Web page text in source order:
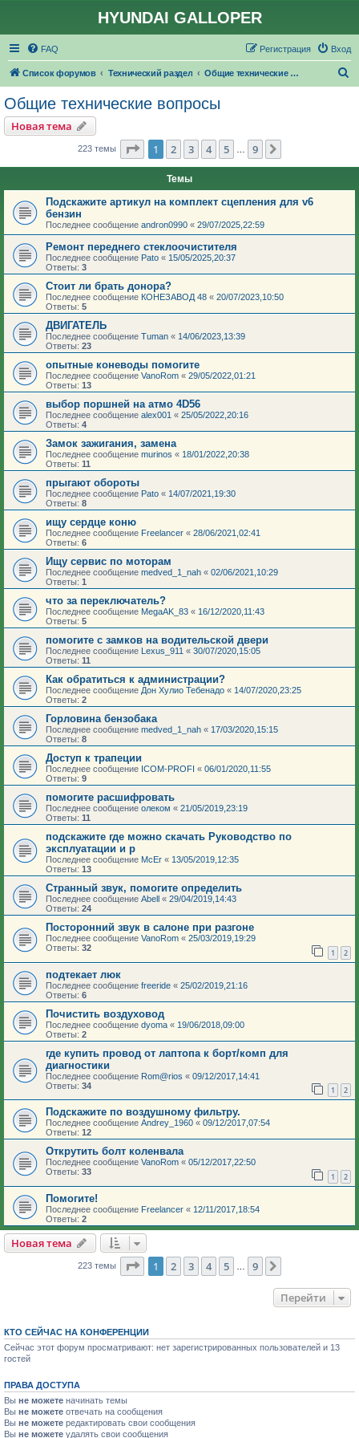
HYUNDAI GALLOPER
FAQ Вход
Регистрация
Список форумов Технический раздел Общие технические вопросы
Общие технические вопросы
Новая тема
223 темы Страница из
1 2 3 4 5 9
Темы
Подскажите артикул на комплект сцепления для v6
бензин
Последнее сообщение andron0990 « 29/07/2025,22:59
Ремонт переднего стеклоочистителя
Последнее сообщение Pato « 15/05/2025,20:37
Ответы: 3
Стоит ли брать донора?
Последнее сообщение КОНЕЗАВОД 48 « 20/07/2023,10:50
Ответы: 5
ДВИГАТЕЛЬ
Последнее сообщение Tuman « 14/06/2023,13:39
Ответы: 23
опытные коневоды помогите
Последнее сообщение VanoRom « 29/05/2022,01:21
Ответы: 13
выбор поршней на атмо 4D56
Последнее сообщение alex001 « 25/05/2022,20:16
Ответы: 4
Замок зажигания, замена
Последнее сообщение murinos « 18/01/2022,20:38
Ответы: 11
прыгают обороты
Последнее сообщение Pato « 14/07/2021,19:30
Ответы: 8
ищу сердце коню
Последнее сообщение Freelancer « 28/06/2021,02:41
Ответы: 6
Ищу сервис по моторам
Последнее сообщение medved_1_nah « 02/06/2021,10:29
Ответы: 1
что за переключатель?
Последнее сообщение MegaAK_83 « 16/12/2020,11:43
Ответы: 5
помогите с замков на водительской двери
Последнее сообщение Lexus_911 « 30/07/2020,15:05
Ответы: 11
Как обратиться к администрации?
Последнее сообщение Дон Хулио Тебенадо « 14/07/2020,23:25
Ответы: 2
Горловина бензобака
Последнее сообщение medved_1_nah « 17/03/2020,15:15
Ответы: 8
Доступ к трапеции
Последнее сообщение ICOM-PROFI « 06/01/2020,11:55
Ответы: 9
помогите расшифровать
Последнее сообщение олеком « 21/05/2019,23:19
Ответы: 11
подскажите где можно скачать Руководство по
эксплуатации и р
Последнее сообщение McEr « 13/05/2019,12:35
Ответы: 13
Странный звук, помогите определить
Последнее сообщение Abell « 29/04/2019,14:43
Ответы: 24
Посторонний звук в салоне при разгоне
Последнее сообщение VanoRom « 25/03/2019,19:29
Ответы: 32 1 2
подтекает люк
Последнее сообщение freeride « 25/02/2019,21:16
Ответы: 6
Почистить воздуховод
Последнее сообщение dyoma « 19/06/2018,09:00
Ответы: 2
где купить провод от лаптопа к борт/комп для
диагностики
Последнее сообщение Rom@rios « 09/12/2017,14:41
Ответы: 34 1 2
Подскажите по воздушному фильтру.
Последнее сообщение Andrey_1960 « 09/12/2017,07:54
Ответы: 12
Открутить болт коленвала
Последнее сообщение VanoRom « 05/12/2017,22:50
Ответы: 33 1 2
Помогите!
Последнее сообщение Freelancer « 12/11/2017,18:54
Ответы: 2
Новая тема
223 темы Страница из
1 2 3 4 5 9
Перейти
КТО СЕЙЧАС НА КОНФЕРЕНЦИИ
Сейчас этот форум просматривают: нет зарегистрированных пользователей и 13
гостей
ПРАВА ДОСТУПА
Вы не можете начинать темы
Вы не можете отвечать на сообщения
Вы не можете редактировать свои сообщения
Вы не можете удалять свои сообщения